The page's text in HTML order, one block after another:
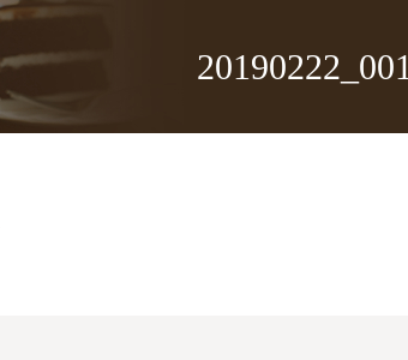
20190222_001